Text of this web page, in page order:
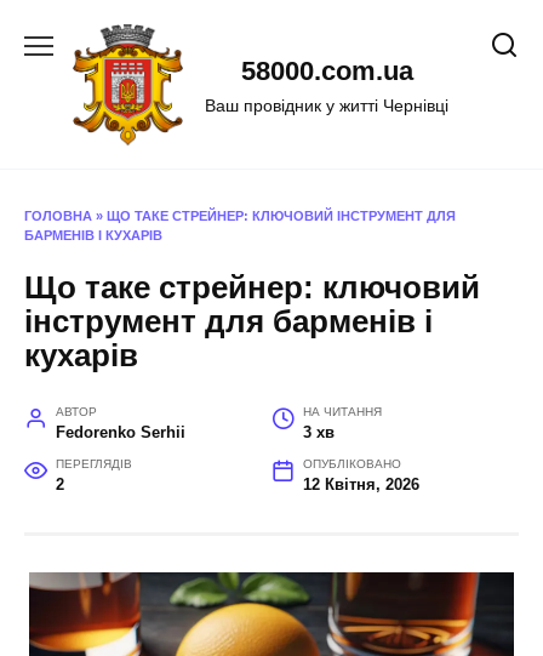
58000.com.ua
Ваш провідник у житті Чернівці
ГОЛОВНА » ЩО ТАКЕ СТРЕЙНЕР: КЛЮЧОВИЙ ІНСТРУМЕНТ ДЛЯ
БАРМЕНІВ І КУХАРІВ
Що таке стрейнер: ключовий
інструмент для барменів і
кухарів
АВТОР
Fedorenko Serhii
НА ЧИТАННЯ
3 хв
ПЕРЕГЛЯДІВ
2
ОПУБЛІКОВАНО
12 Квітня, 2026